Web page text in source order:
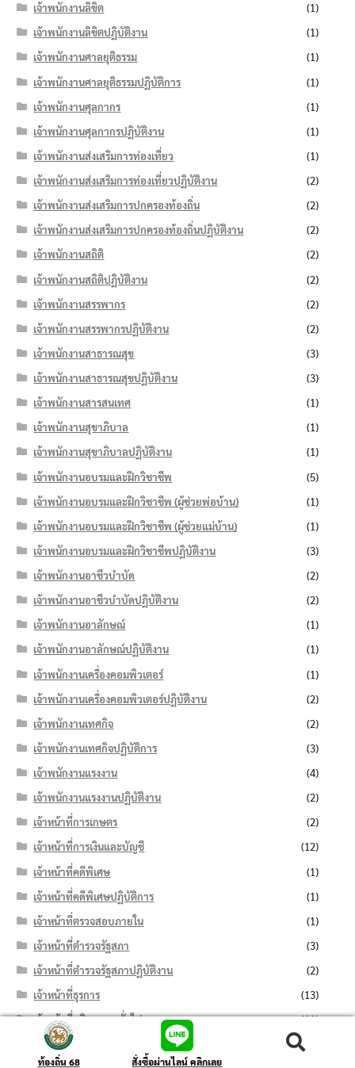
เจ้าพนักงานลิขิต
(1)
เจ้าพนักงานลิขิตปฏิบัติงาน
(1)
เจ้าพนักงานศาลยุติธรรม
(1)
เจ้าพนักงานศาลยุติธรรมปฏิบัติการ
(1)
เจ้าพนักงานศุลกากร
(1)
เจ้าพนักงานศุลกากรปฏิบัติงาน
(1)
เจ้าพนักงานส่งเสริมการท่องเที่ยว
(1)
เจ้าพนักงานส่งเสริมการท่องเที่ยวปฏิบัติงาน
(2)
เจ้าพนักงานส่งเสริมการปกครองท้องถิ่น
(2)
เจ้าพนักงานส่งเสริมการปกครองท้องถิ่นปฏิบัติงาน
(2)
เจ้าพนักงานสถิติ
(2)
เจ้าพนักงานสถิติปฏิบัติงาน
(2)
เจ้าพนักงานสรรพากร
(2)
เจ้าพนักงานสรรพากรปฏิบัติงาน
(2)
เจ้าพนักงานสาธารณสุข
(3)
เจ้าพนักงานสาธารณสุขปฏิบัติงาน
(3)
เจ้าพนักงานสารสนเทศ
(1)
เจ้าพนักงานสุขาภิบาล
(1)
เจ้าพนักงานสุขาภิบาลปฏิบัติงาน
(1)
เจ้าพนักงานอบรมและฝึกวิชาชีพ
(5)
เจ้าพนักงานอบรมและฝึกวิชาชีพ (ผู้ช่วยพ่อบ้าน)
(1)
เจ้าพนักงานอบรมและฝึกวิชาชีพ (ผู้ช่วยแม่บ้าน)
(1)
เจ้าพนักงานอบรมและฝึกวิชาชีพปฏิบัติงาน
(3)
เจ้าพนักงานอาชีวบำบัด
(2)
เจ้าพนักงานอาชีวบำบัดปฏิบัติงาน
(2)
เจ้าพนักงานอาลักษณ์
(1)
เจ้าพนักงานอาลักษณ์ปฏิบัติงาน
(1)
เจ้าพนักงานเครื่องคอมพิวเตอร์
(1)
เจ้าพนักงานเครื่องคอมพิวเตอร์ปฏิบัติงาน
(2)
เจ้าพนักงานเทศกิจ
(2)
เจ้าพนักงานเทศกิจปฏิบัติการ
(3)
เจ้าพนักงานแรงงาน
(4)
เจ้าพนักงานแรงงานปฏิบัติงาน
(2)
เจ้าหน้าที่การเกษตร
(2)
เจ้าหน้าที่การเงินและบัญชี
(12)
เจ้าหน้าที่คดีพิเศษ
(1)
เจ้าหน้าที่คดีพิเศษปฏิบัติการ
(1)
เจ้าหน้าที่ตรวจสอบภายใน
(1)
เจ้าหน้าที่ตำรวจรัฐสภา
(3)
เจ้าหน้าที่ตำรวจรัฐสภาปฏิบัติงาน
(2)
เจ้าหน้าที่ธุรการ
(13)
เจ้าหน้าที่บริหารงานทั่วไป
(11)
เจ้าหน้าที่บันทึกข้อมูล
ท้องถิ่น 68 สั่งซื้อผ่านไลน์ คลิกเลย